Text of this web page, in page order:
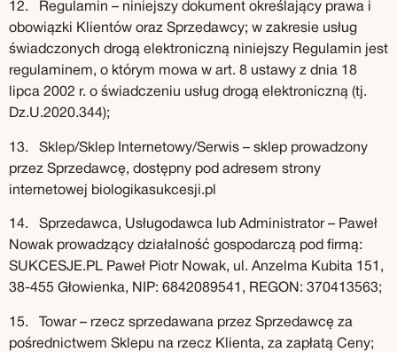
12. Regulamin – niniejszy dokument określający prawa i
obowiązki Klientów oraz Sprzedawcy; w zakresie usług
świadczonych drogą elektroniczną niniejszy Regulamin jest
regulaminem, o którym mowa w art. 8 ustawy z dnia 18
lipca 2002 r. o świadczeniu usług drogą elektroniczną (tj.
Dz.U.2020.344);
13. Sklep/Sklep Internetowy/Serwis – sklep prowadzony
przez Sprzedawcę, dostępny pod adresem strony
internetowej biologikasukcesji.pl
14. Sprzedawca, Usługodawca lub Administrator – Paweł
Nowak prowadzący działalność gospodarczą pod firmą:
SUKCESJE.PL Paweł Piotr Nowak, ul. Anzelma Kubita 151,
38-455 Głowienka, NIP: 6842089541, REGON: 370413563;
15. Towar – rzecz sprzedawana przez Sprzedawcę za
pośrednictwem Sklepu na rzecz Klienta, za zapłatą Ceny;